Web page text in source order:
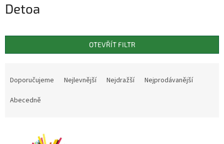
Detoa
OTEVŘÍT FILTR
Doporučujeme Nejlevnější Nejdražší
Nejprodávanější
Abecedně